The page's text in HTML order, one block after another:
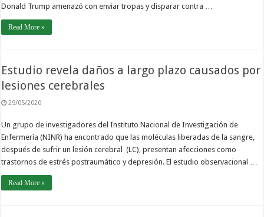
Donald Trump amenazó con enviar tropas y disparar contra …
Read More »
Estudio revela daños a largo plazo causados por
lesiones cerebrales
29/05/2020
Un grupo de investigadores del Instituto Nacional de Investigación de
Enfermería (NINR) ha encontrado que las moléculas liberadas de la sangre,
después de sufrir un lesión cerebral (LC), presentan afecciones como
trastornos de estrés postraumático y depresión. El estudio observacional …
Read More »